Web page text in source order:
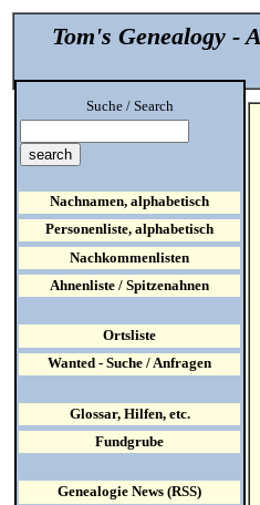
Tom's Genealogy -
Suche / Search
Nachnamen, alphabetisch
Personenliste, alphabetisch
Nachkommenlisten
Ahnenliste / Spitzenahnen
Ortsliste
Wanted - Suche / Anfragen
Glossar, Hilfen, etc.
Fundgrube
Genealogie News (RSS)